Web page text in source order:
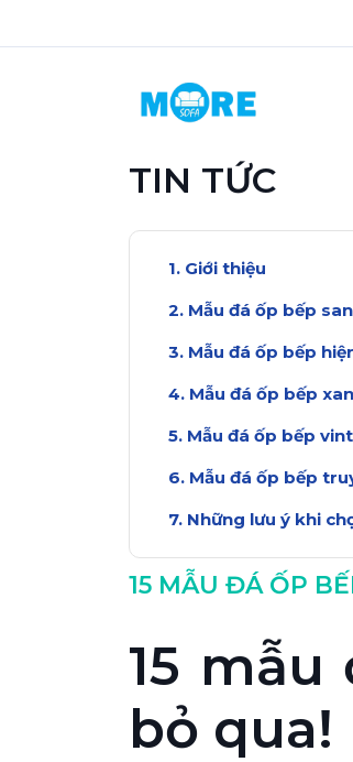
TIN TỨC
Giới thiệu
Mẫu đá ốp bếp
Mẫu đá ốp bếp
Mẫu đá ốp bếp
Mẫu đá ốp bếp
Mẫu đá ốp bếp
Những lưu ý khi
15 MẪU ĐÁ ỐP
15
bỏ qua!